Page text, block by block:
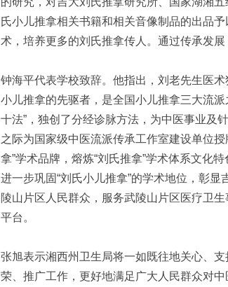
氏小儿推拿相关书籍和相关音像制品的出品
术，培养更多的刘氏推拿传人。通过传承发
钟海平代表学校致辞。他指出，刘老先生医
小儿推拿的先驱者，是全国小儿推拿三大流
十法”，独创了分经诊脉方法，为中医事业及
之际为国家级中医流派传承工作室建设单位
拿”学术品牌，熔炼“刘氏推拿”学术体系文化
进一步巩固“刘氏小儿推拿”的学术地位，彰
陵山片区人民群众，服务武陵山片区医疗卫
平台。
张旭表示湘西州卫生局将一如既往地关心、支
荣、推广工作，更好地满足广大人民群众对